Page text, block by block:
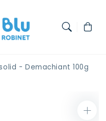
Coș
- Demachiant 100g